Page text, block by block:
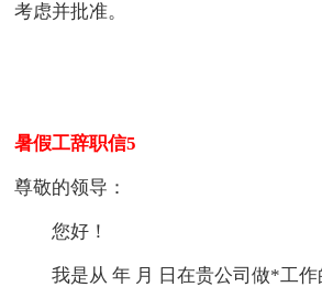
考虑并批准。
暑假工辞职信5
尊敬的领导：
您好！
我是从 年 月 日在贵公司做*工作